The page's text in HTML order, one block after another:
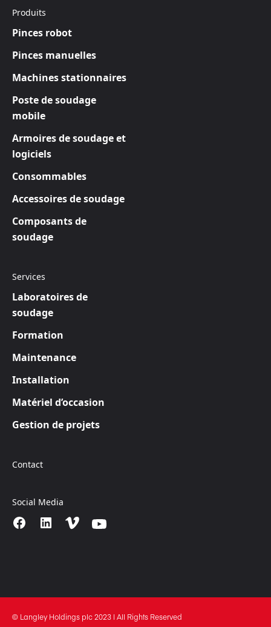
Produits
Pinces robot
Pinces manuelles
Machines stationnaires
Poste de soudage
mobile
Armoires de soudage et
logiciels
Consommables
Accessoires de soudage
Composants de
soudage
Services
Laboratoires de
soudage
Formation
Maintenance
Installation
Matériel d’occasion
Gestion de projets
Contact
Social Media
© Langley Holdings plc 2023 | All Rights Reserved